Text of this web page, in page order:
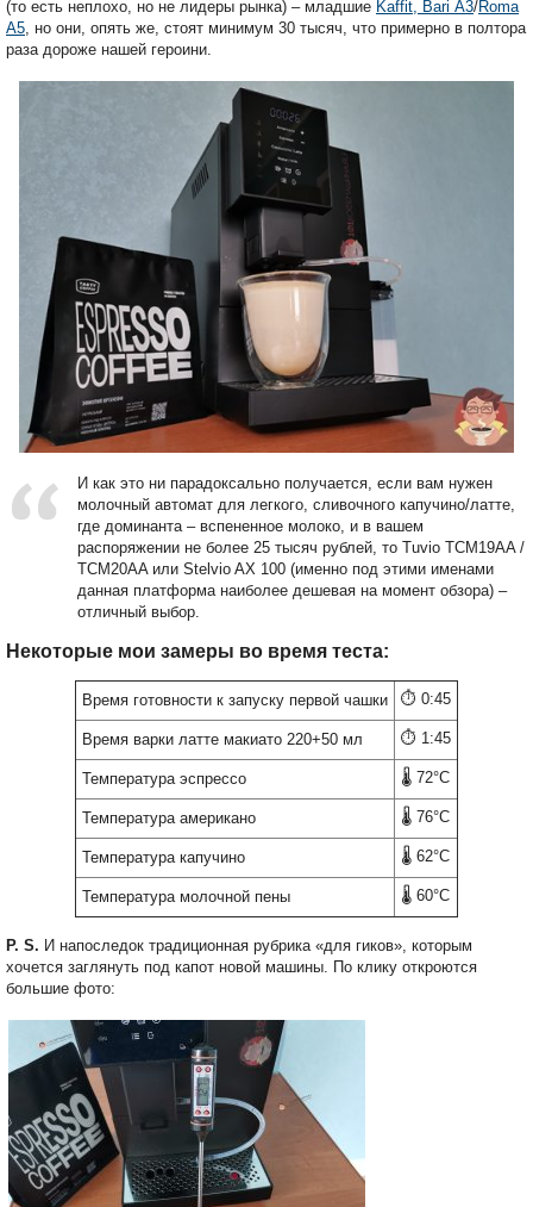
(то есть неплохо, но не лидеры рынка) – младшие Kaffit, Bari А3/Roma
А5 , но они, опять же, стоят минимум 30 тысяч, что примерно в полтора
раза дороже нашей героини.
И как это ни парадоксально получается, если вам нужен
молочный автомат для легкого, сливочного капучино/латте,
где доминанта – вспененное молоко, и в вашем
распоряжении не более 25 тысяч рублей, то Tuvio TCM19AA /
TCM20AA или Stelvio AX 100 (именно под этими именами
данная платформа наиболее дешевая на момент обзора) –
отличный выбор.
Некоторые мои замеры во время теста:
Время готовности к запуску первой чашки ⏱️ 0:45
Время варки латте макиато 220+50 мл ⏱️ 1:45
Температура эспрессо 🌡️ 72°C
Температура американо 🌡️ 76°C
Температура капучино 🌡️ 62°C
Температура молочной пены 🌡️ 60°C
P. S. И напоследок традиционная рубрика «для гиков», которым
хочется заглянуть под капот новой машины. По клику откроются
большие фото: